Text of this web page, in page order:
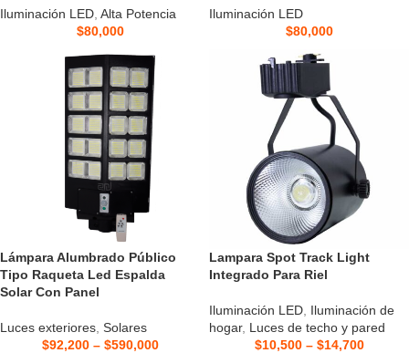
Iluminación LED Alta Potencia
$80,000
Iluminación LED
$80,000
Lámpara Alumbrado Público
Tipo Raqueta Led Espalda
Solar Con Panel
Luces exteriores Solares
$92,200 – $590,000
Lampara Spot Track Light
Integrado Para Riel
Iluminación LED Iluminación de
hogar, Luces de techo y pared
$10,500 – $14,700